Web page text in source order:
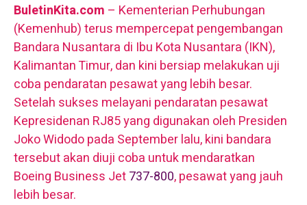
BuletinKita.com – Kementerian Perhubungan
(Kemenhub) terus mempercepat pengembangan
Bandara Nusantara di Ibu Kota Nusantara (IKN),
Kalimantan Timur, dan kini bersiap melakukan uji
coba pendaratan pesawat yang lebih besar.
Setelah sukses melayani pendaratan pesawat
Kepresidenan RJ85 yang digunakan oleh Presiden
Joko Widodo pada September lalu, kini bandara
tersebut akan diuji coba untuk mendaratkan
Boeing Business Jet737-800, pesawat yang jauh
lebih besar.